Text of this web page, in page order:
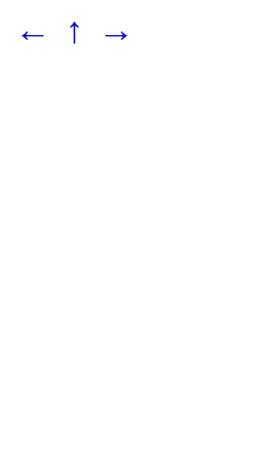
← ↑ →